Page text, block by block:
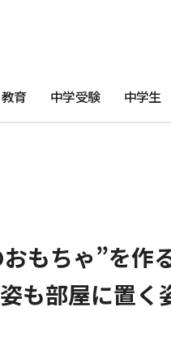
教育 中学受験 中学生
もちゃ”を作
も部屋に置く